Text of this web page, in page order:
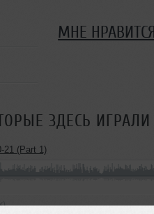
МНЕ НРАВИТСЯ
ЗДЕСЬ ИГРАЛИ
21 (Part 1)